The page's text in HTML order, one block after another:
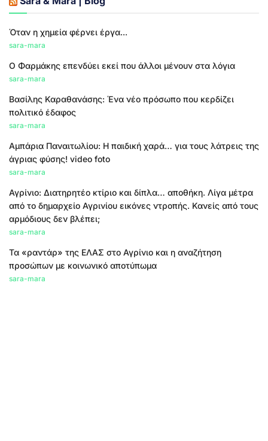
Όταν η χημεία φέρνει έργα...
sara-mara
Ο Φαρμάκης επενδύει εκεί που άλλοι μένουν στα λόγια
sara-mara
Βασίλης Καραθανάσης: Ένα νέο πρόσωπο που κερδίζει
πολιτικό έδαφος
sara-mara
Αμπάρια Παναιτωλίου: Η παιδική χαρά… για τους λάτρεις της
άγριας φύσης! video foto
sara-mara
Αγρίνιο: Διατηρητέο κτίριο και δίπλα… αποθήκη. Λίγα μέτρα
από το δημαρχείο Αγρινίου εικόνες ντροπής. Κανείς από τους
αρμόδιους δεν βλέπει;
sara-mara
Τα «ραντάρ» της ΕΛΑΣ στο Αγρίνιο και η αναζήτηση
προσώπων με κοινωνικό αποτύπωμα
sara-mara